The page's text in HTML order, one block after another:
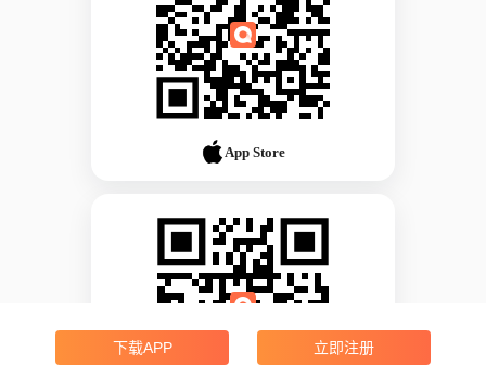
App Store
下载APP 立即注册